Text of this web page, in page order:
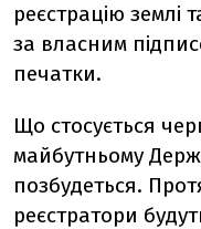
реєстрацію землі
за власним
печатки.
Що стосується
майбутньому
позбудеться.
реєстратори